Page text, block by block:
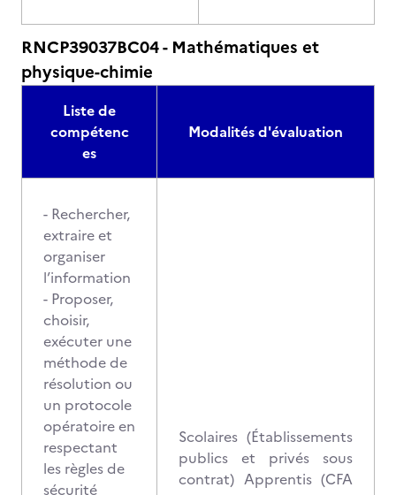
RNCP39037BC04 - Mathématiques et
physique-chimie
Liste de
compétenc
es
Modalités d'évaluation
- Rechercher,
extraire et
organiser
l’information
- Proposer,
choisir,
exécuter une
méthode de
résolution ou
un protocole
opératoire en
respectant
les règles de
sécurité
Scolaires (Établissements
publics et privés sous
contrat) Apprentis (CFA